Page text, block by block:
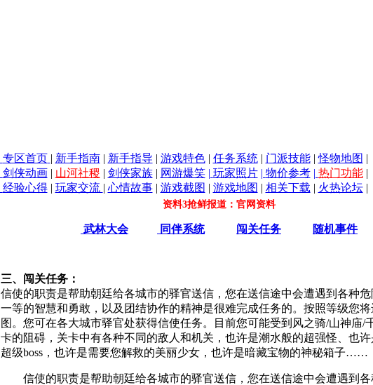
专区首页 | 新手指南| 新手指导 | 游戏特色| 任务系统| 门派技能|怪物地图 |
剑侠动画| 山河社稷 | 剑侠家族| 网游爆笑 | 玩家照片 | 物价参考 | 热门功能|
经验心得| 玩家交流 | 心情故事| 游戏截图 | 游戏地图 | 相关下载 | 火热论坛|
资料3抢鲜报道：官网资料
武林大会 同伴系统 闯关任务 随机事件
三、闯关任务：
信使的职责是帮助朝廷给各城市的驿官送信，您在送信途中会遭遇到各种危
一等的智慧和勇敢，以及团结协作的精神是很难完成任务的。按照等级您
图。您可在各大城市驿官处获得信使任务。目前您可能受到风之骑/山神庙/
卡的阻碍，关卡中有各种不同的敌人和机关，也许是潮水般的超强怪、也
超级boss，也许是需要您解救的美丽少女，也许是暗藏宝物的神秘箱子……
信使的职责是帮助朝廷给各城市的驿官送信，您在送信途中会遭遇到各